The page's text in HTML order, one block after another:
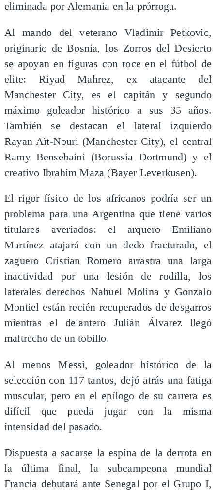
eliminada por Alemania en la prórroga.
Al mando del veterano Vladimir Petkovic,
originario de Bosnia, los Zorros del Desierto
se apoyan en figuras con roce en el fútbol de
elite: Riyad Mahrez, ex atacante del
Manchester City, es el capitán y segundo
máximo goleador histórico a sus 35 años.
También se destacan el lateral izquierdo
Rayan Aït-Nouri (Manchester City), el central
Ramy Bensebaini (Borussia Dortmund) y el
creativo Ibrahim Maza (Bayer Leverkusen).
El rigor físico de los africanos podría ser un
problema para una Argentina que tiene varios
titulares averiados: el arquero Emiliano
Martínez atajará con un dedo fracturado, el
zaguero Cristian Romero arrastra una larga
inactividad por una lesión de rodilla, los
laterales derechos Nahuel Molina y Gonzalo
Montiel están recién recuperados de desgarros
mientras el delantero Julián Álvarez llegó
maltrecho de un tobillo.
Al menos Messi, goleador histórico de la
selección con 117 tantos, dejó atrás una fatiga
muscular, pero en el epílogo de su carrera es
difícil que pueda jugar con la misma
intensidad del pasado.
Dispuesta a sacarse la espina de la derrota en
la última final, la subcampeona mundial
Francia debutará ante Senegal por el Grupo I,